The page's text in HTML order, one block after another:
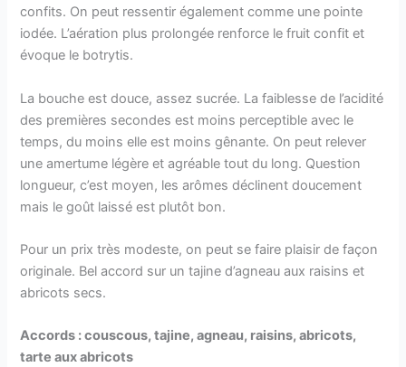
confits. On peut ressentir également comme une pointe
iodée. L’aération plus prolongée renforce le fruit confit et
évoque le botrytis.
La bouche est douce, assez sucrée. La faiblesse de l’acidité
des premières secondes est moins perceptible avec le
temps, du moins elle est moins gênante. On peut relever
une amertume légère et agréable tout du long. Question
longueur, c’est moyen, les arômes déclinent doucement
mais le goût laissé est plutôt bon.
Pour un prix très modeste, on peut se faire plaisir de façon
originale. Bel accord sur un tajine d’agneau aux raisins et
abricots secs.
Accords :couscous, tajine, agneau, raisins, abricots,
tarte aux abricots